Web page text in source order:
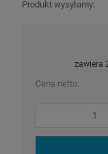
Produkt wysyłamy:
zawiera
Cena netto: